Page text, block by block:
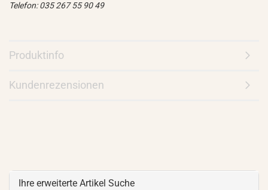
Telefon: 035 267 55 90 49
Produktinfo
Kundenrezensionen
Ihre erweiterte Artikel Suche